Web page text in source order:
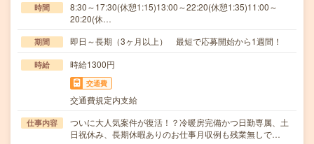
時間
8:30～17:30(休憩1:15)13:00～22:20(休憩1:35)11:00～
20:20(休…
期間 即日～長期（3ヶ月以上） 最短で応募開始から1週間！
時給 時給1300円
交通費
交通費規定内支給
仕事内容
ついに大人気案件が復活！？冷暖房完備かつ日勤専属、土
日祝休み、長期休暇ありのお仕事月収例も残業無しで…